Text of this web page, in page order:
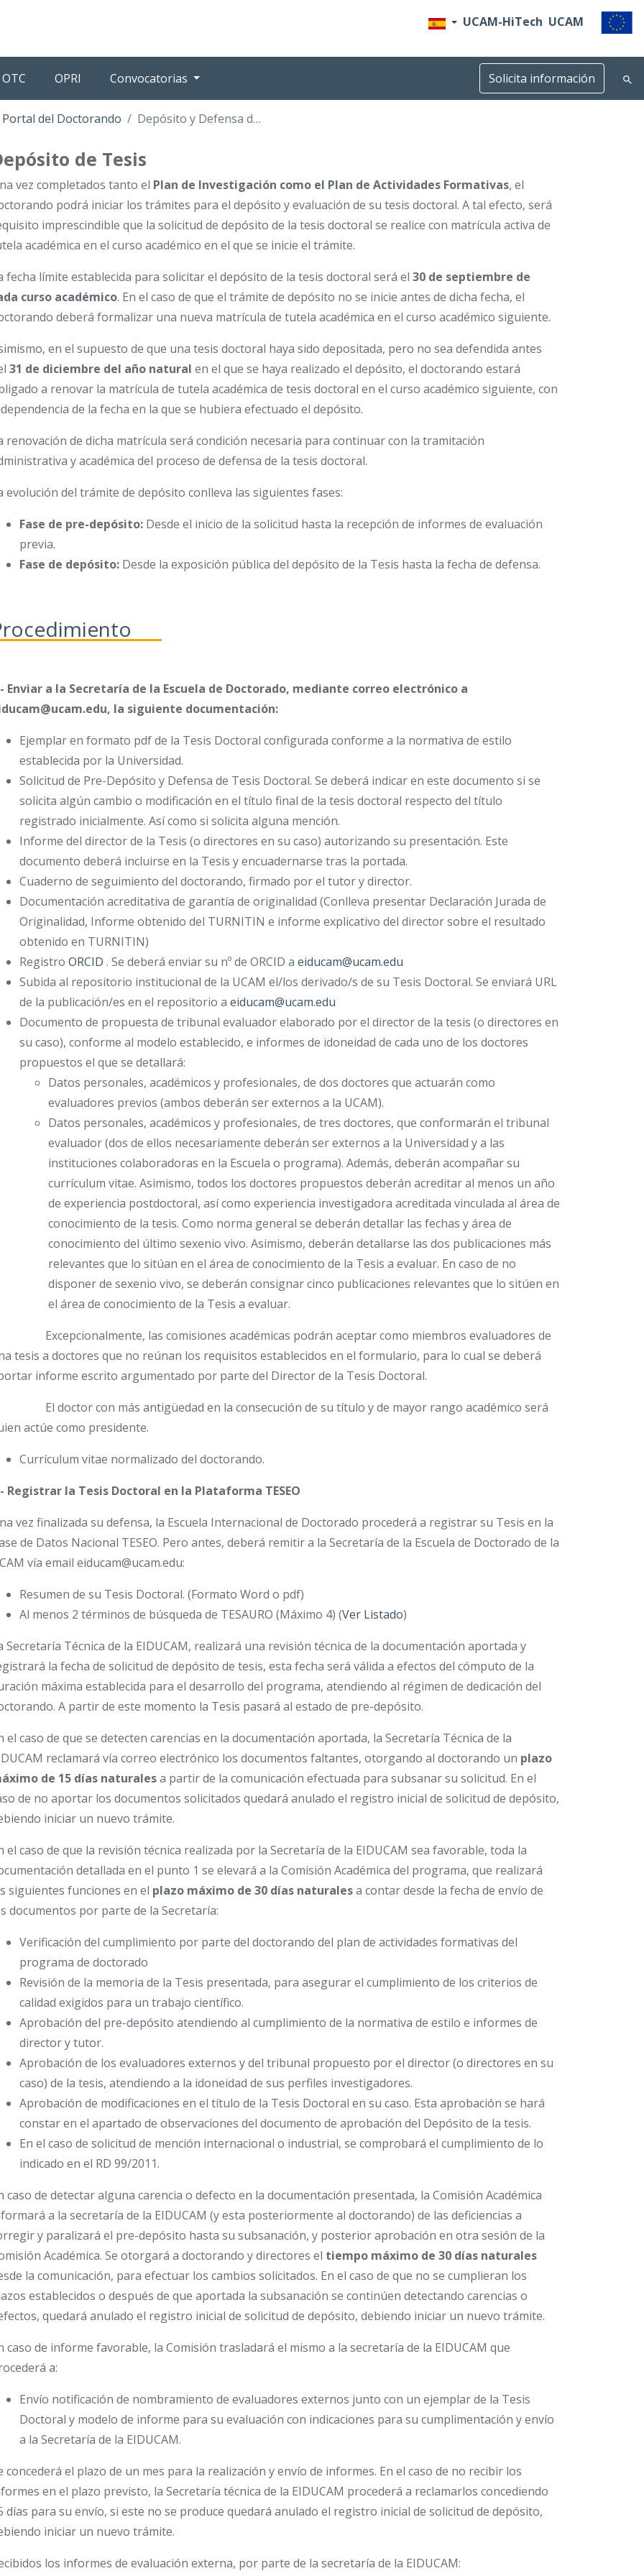
UCAM-HiTech UCAM
OTC OPRI Convocatorias Solicita información
del Doctorando Depósito y Defensa de Tesis
de Tesis
vez completados tanto el Plan de Investigación como el Plan de Actividades Formativas, el
podrá iniciar los trámites para el depósito y evaluación de su tesis doctoral. A tal efecto, será
imprescindible que la solicitud de depósito de la tesis doctoral se realice con matrícula activa de
académica en el curso académico en el que se inicie el trámite.
fecha límite establecida para solicitar el depósito de la tesis doctoral será el 30 de septiembre de
curso académico. En el caso de que el trámite de depósito no se inicie antes de dicha fecha, el
deberá formalizar una nueva matrícula de tutela académica en el curso académico siguiente.
en el supuesto de que una tesis doctoral haya sido depositada, pero no sea defendida antes
31 de diciembre del año natural en el que se haya realizado el depósito, el doctorando estará
a renovar la matrícula de tutela académica de tesis doctoral en el curso académico siguiente, con
de la fecha en la que se hubiera efectuado el depósito.
renovación de dicha matrícula será condición necesaria para continuar con la tramitación
y académica del proceso de defensa de la tesis doctoral.
evolución del trámite de depósito conlleva las siguientes fases:
Fase de pre-depósito: Desde el inicio de la solicitud hasta la recepción de informes de evaluación
previa.
Fase de depósito: Desde la exposición pública del depósito de la Tesis hasta la fecha de defensa.
Enviar a la Secretaría de la Escuela de Doctorado, mediante correo electrónico a
la siguiente documentación:
Ejemplar en formato pdf de la Tesis Doctoral configurada conforme a la normativa de estilo
establecida por la Universidad.
Solicitud de Pre-Depósito y Defensa de Tesis Doctoral. Se deberá indicar en este documento si se
solicita algún cambio o modificación en el título final de la tesis doctoral respecto del título
registrado inicialmente. Así como si solicita alguna mención.
Informe del director de la Tesis (o directores en su caso) autorizando su presentación. Este
documento deberá incluirse en la Tesis y encuadernarse tras la portada.
Cuaderno de seguimiento del doctorando, firmado por el tutor y director.
Documentación acreditativa de garantía de originalidad (Conlleva presentar Declaración Jurada de
Originalidad, Informe obtenido del TURNITIN e informe explicativo del director sobre el resultado
obtenido en TURNITIN)
Registro ORCID . Se deberá enviar su nº de ORCID a eiducam@ucam.edu
Subida al repositorio institucional de la UCAM el/los derivado/s de su Tesis Doctoral. Se enviará URL
de la publicación/es en el repositorio a eiducam@ucam.edu
Documento de propuesta de tribunal evaluador elaborado por el director de la tesis (o directores en
su caso), conforme al modelo establecido, e informes de idoneidad de cada uno de los doctores
propuestos el que se detallará:
Datos personales, académicos y profesionales, de dos doctores que actuarán como
evaluadores previos (ambos deberán ser externos a la UCAM).
Datos personales, académicos y profesionales, de tres doctores, que conformarán el tribunal
evaluador (dos de ellos necesariamente deberán ser externos a la Universidad y a las
instituciones colaboradoras en la Escuela o programa). Además, deberán acompañar su
currículum vitae. Asimismo, todos los doctores propuestos deberán acreditar al menos un año
de experiencia postdoctoral, así como experiencia investigadora acreditada vinculada al área de
conocimiento de la tesis. Como norma general se deberán detallar las fechas y área de
conocimiento del último sexenio vivo. Asimismo, deberán detallarse las dos publicaciones más
relevantes que lo sitúan en el área de conocimiento de la Tesis a evaluar. En caso de no
disponer de sexenio vivo, se deberán consignar cinco publicaciones relevantes que lo sitúen en
el área de conocimiento de la Tesis a evaluar.
las comisiones académicas podrán aceptar como miembros evaluadores de
tesis a doctores que no reúnan los requisitos establecidos en el formulario, para lo cual se deberá
informe escrito argumentado por parte del Director de la Tesis Doctoral.
doctor con más antigüedad en la consecución de su título y de mayor rango académico será
actúe como presidente.
Currículum vitae normalizado del doctorando.
Registrar la Tesis Doctoral en la Plataforma TESEO
vez finalizada su defensa, la Escuela Internacional de Doctorado procederá a registrar su Tesis en la
de Datos Nacional TESEO. Pero antes, deberá remitir a la Secretaría de la Escuela de Doctorado de la
vía email eiducam@ucam.edu:
Resumen de su Tesis Doctoral. (Formato Word o pdf)
Al menos 2 términos de búsqueda de TESAURO (Máximo 4) (Ver Listado)
Secretaría Técnica de la EIDUCAM, realizará una revisión técnica de la documentación aportada y
la fecha de solicitud de depósito de tesis, esta fecha será válida a efectos del cómputo de la
máxima establecida para el desarrollo del programa, atendiendo al régimen de dedicación del
A partir de este momento la Tesis pasará al estado de pre-depósito.
el caso de que se detecten carencias en la documentación aportada, la Secretaría Técnica de la
reclamará vía correo electrónico los documentos faltantes, otorgando al doctorando un plazo
de 15 días naturalesa partir de la comunicación efectuada para subsanar su solicitud. En el
de no aportar los documentos solicitados quedará anulado el registro inicial de solicitud de depósito,
iniciar un nuevo trámite.
el caso de que la revisión técnica realizada por la Secretaría de la EIDUCAM sea favorable, toda la
detallada en el punto 1 se elevará a la Comisión Académica del programa, que realizará
siguientes funciones en el plazo máximo de 30 días naturalesa contar desde la fecha de envío de
documentos por parte de la Secretaría:
Verificación del cumplimiento por parte del doctorando del plan de actividades formativas del
programa de doctorado
Revisión de la memoria de la Tesis presentada, para asegurar el cumplimiento de los criterios de
calidad exigidos para un trabajo científico.
Aprobación del pre-depósito atendiendo al cumplimiento de la normativa de estilo e informes de
director y tutor.
Aprobación de los evaluadores externos y del tribunal propuesto por el director (o directores en su
caso) de la tesis, atendiendo a la idoneidad de sus perfiles investigadores.
Aprobación de modificaciones en el título de la Tesis Doctoral en su caso. Esta aprobación se hará
constar en el apartado de observaciones del documento de aprobación del Depósito de la tesis.
En el caso de solicitud de mención internacional o industrial, se comprobará el cumplimiento de lo
indicado en el RD 99/2011.
caso de detectar alguna carencia o defecto en la documentación presentada, la Comisión Académica
a la secretaría de la EIDUCAM (y esta posteriormente al doctorando) de las deficiencias a
y paralizará el pre-depósito hasta su subsanación, y posterior aprobación en otra sesión de la
Académica. Se otorgará a doctorando y directores el tiempo máximo de 30 días naturales
la comunicación, para efectuar los cambios solicitados. En el caso de que no se cumplieran los
establecidos o después de que aportada la subsanación se continúen detectando carencias o
quedará anulado el registro inicial de solicitud de depósito, debiendo iniciar un nuevo trámite.
caso de informe favorable, la Comisión trasladará el mismo a la secretaría de la EIDUCAM que
a:
Envío notificación de nombramiento de evaluadores externos junto con un ejemplar de la Tesis
Doctoral y modelo de informe para su evaluación con indicaciones para su cumplimentación y envío
a la Secretaría de la EIDUCAM.
concederá el plazo de un mes para la realización y envío de informes. En el caso de no recibir los
en el plazo previsto, la Secretaría técnica de la EIDUCAM procederá a reclamarlos concediendo
días para su envío, si este no se produce quedará anulado el registro inicial de solicitud de depósito,
iniciar un nuevo trámite.
los informes de evaluación externa, por parte de la secretaría de la EIDUCAM: